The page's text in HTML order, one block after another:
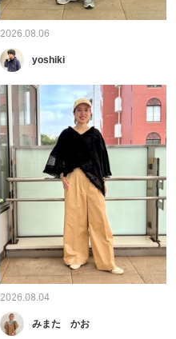
2026.08.06
yoshiki
2026.08.04
みまた かお